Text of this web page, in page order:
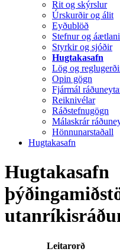
Rit og skýrslur
Úrskurðir og álit
Eyðublöð
Stefnur og
Styrkir og sjóðir
Hugtakasafn
Lög og
Opin gögn
Fjármál
Reiknivélar
Ráðstefnugögn
Málaskrár
Hönnunarstaðall
Hugtakasafn
Hugtakasafn
Leitarorð